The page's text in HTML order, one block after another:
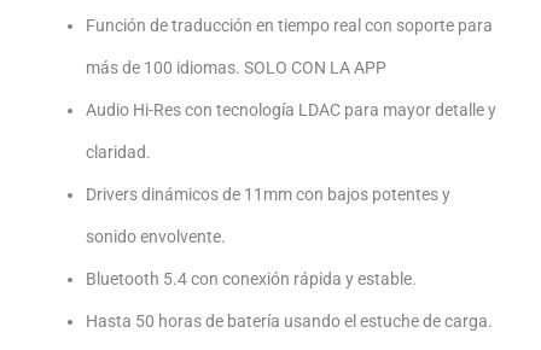
Función de traducción en tiempo real con soporte para
más de 100 idiomas. SOLO CON LA APP
Audio Hi-Res con tecnología LDAC para mayor detalle y
claridad.
Drivers dinámicos de 11mm con bajos potentes y
sonido envolvente.
Bluetooth 5.4 con conexión rápida y estable.
Hasta 50 horas de batería usando el estuche de carga.